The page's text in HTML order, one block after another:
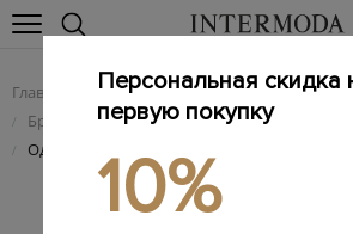
Главная Мужчинам / Одежда
/ Брендовые мужские рубашки
/ Однотонная рубашка из мягкого
Персональная скидка
первую покупку
10%